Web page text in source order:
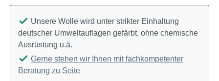
Unsere Wolle wird unter strikter Einhaltung
deutscher Umweltauflagen gefärbt, ohne chemische
Ausrüstung u.ä.
Gerne stehen wir Ihnen mit fachkompetenter
Beratung zu Seite